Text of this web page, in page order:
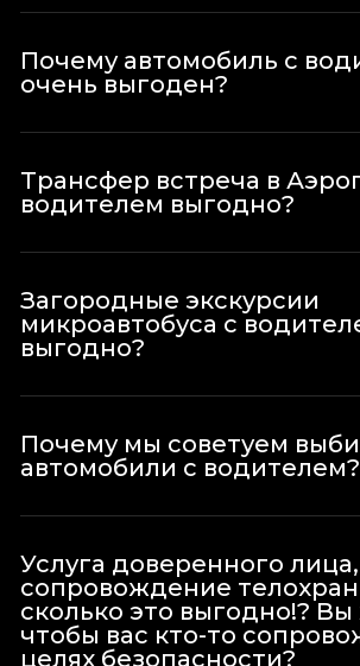
Почему автомобиль с
очень выгоден?
Трансфер встреча в
водителем выгодно?
Загородные экскурсии
микроавтобуса с
выгодно?
Почему мы советуем
автомобили с водителем?
Услуга доверенного лица,
сопровождение
сколько это выгодно!?
чтобы вас кто-то
целях безопасности?